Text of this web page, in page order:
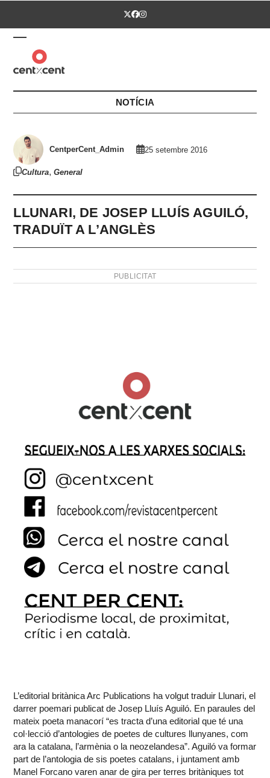
Twitter
Facebook
Instagram
Open
mobile
menu
Close
mobile
menu
NOTÍCIA
CentperCent_Admin 25 setembre 2016
Cultura,General
LLUNARI, DE JOSEP LLUÍS AGUILÓ,
TRADUÏT A L’ANGLÈS
PUBLICITAT
L’editorial britànica Arc Publications ha volgut traduir Llunari, el
darrer poemari publicat de Josep Lluís Aguiló. En paraules del
mateix poeta manacorí “es tracta d’una editorial que té una
col·lecció d’antologies de poetes de cultures llunyanes, com
ara la catalana, l’armènia o la neozelandesa”. Aguiló va formar
part de l’antologia de sis poetes catalans, i juntament amb
Manel Forcano varen anar de gira per terres britàniques tot